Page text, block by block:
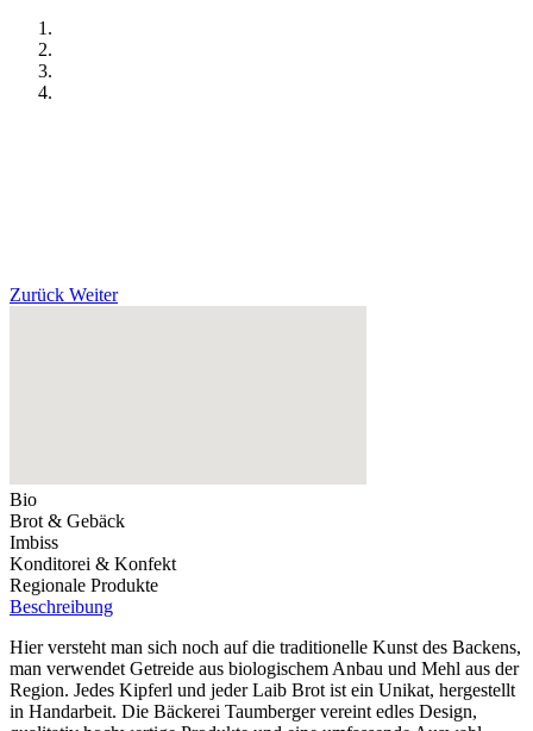
Zurück Weiter
Bio
Brot & Gebäck
Imbiss
Konditorei & Konfekt
Regionale Produkte
Beschreibung
Hier versteht man sich noch auf die traditionelle Kunst des Backens,
man verwendet Getreide aus biologischem Anbau und Mehl aus der
Region. Jedes Kipferl und jeder Laib Brot ist ein Unikat, hergestellt
in Handarbeit. Die Bäckerei Taumberger vereint edles Design,